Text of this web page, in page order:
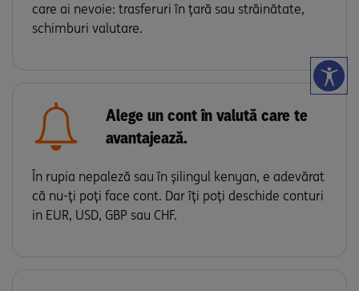
care ai nevoie: trasferuri în țară sau străinătate,
schimburi valutare.
Alege un cont în valută care te
avantajează.
În rupia nepaleză sau în șilingul kenyan, e adevărat
că nu-ți poți face cont. Dar îți poți deschide conturi
in EUR, USD, GBP sau CHF.